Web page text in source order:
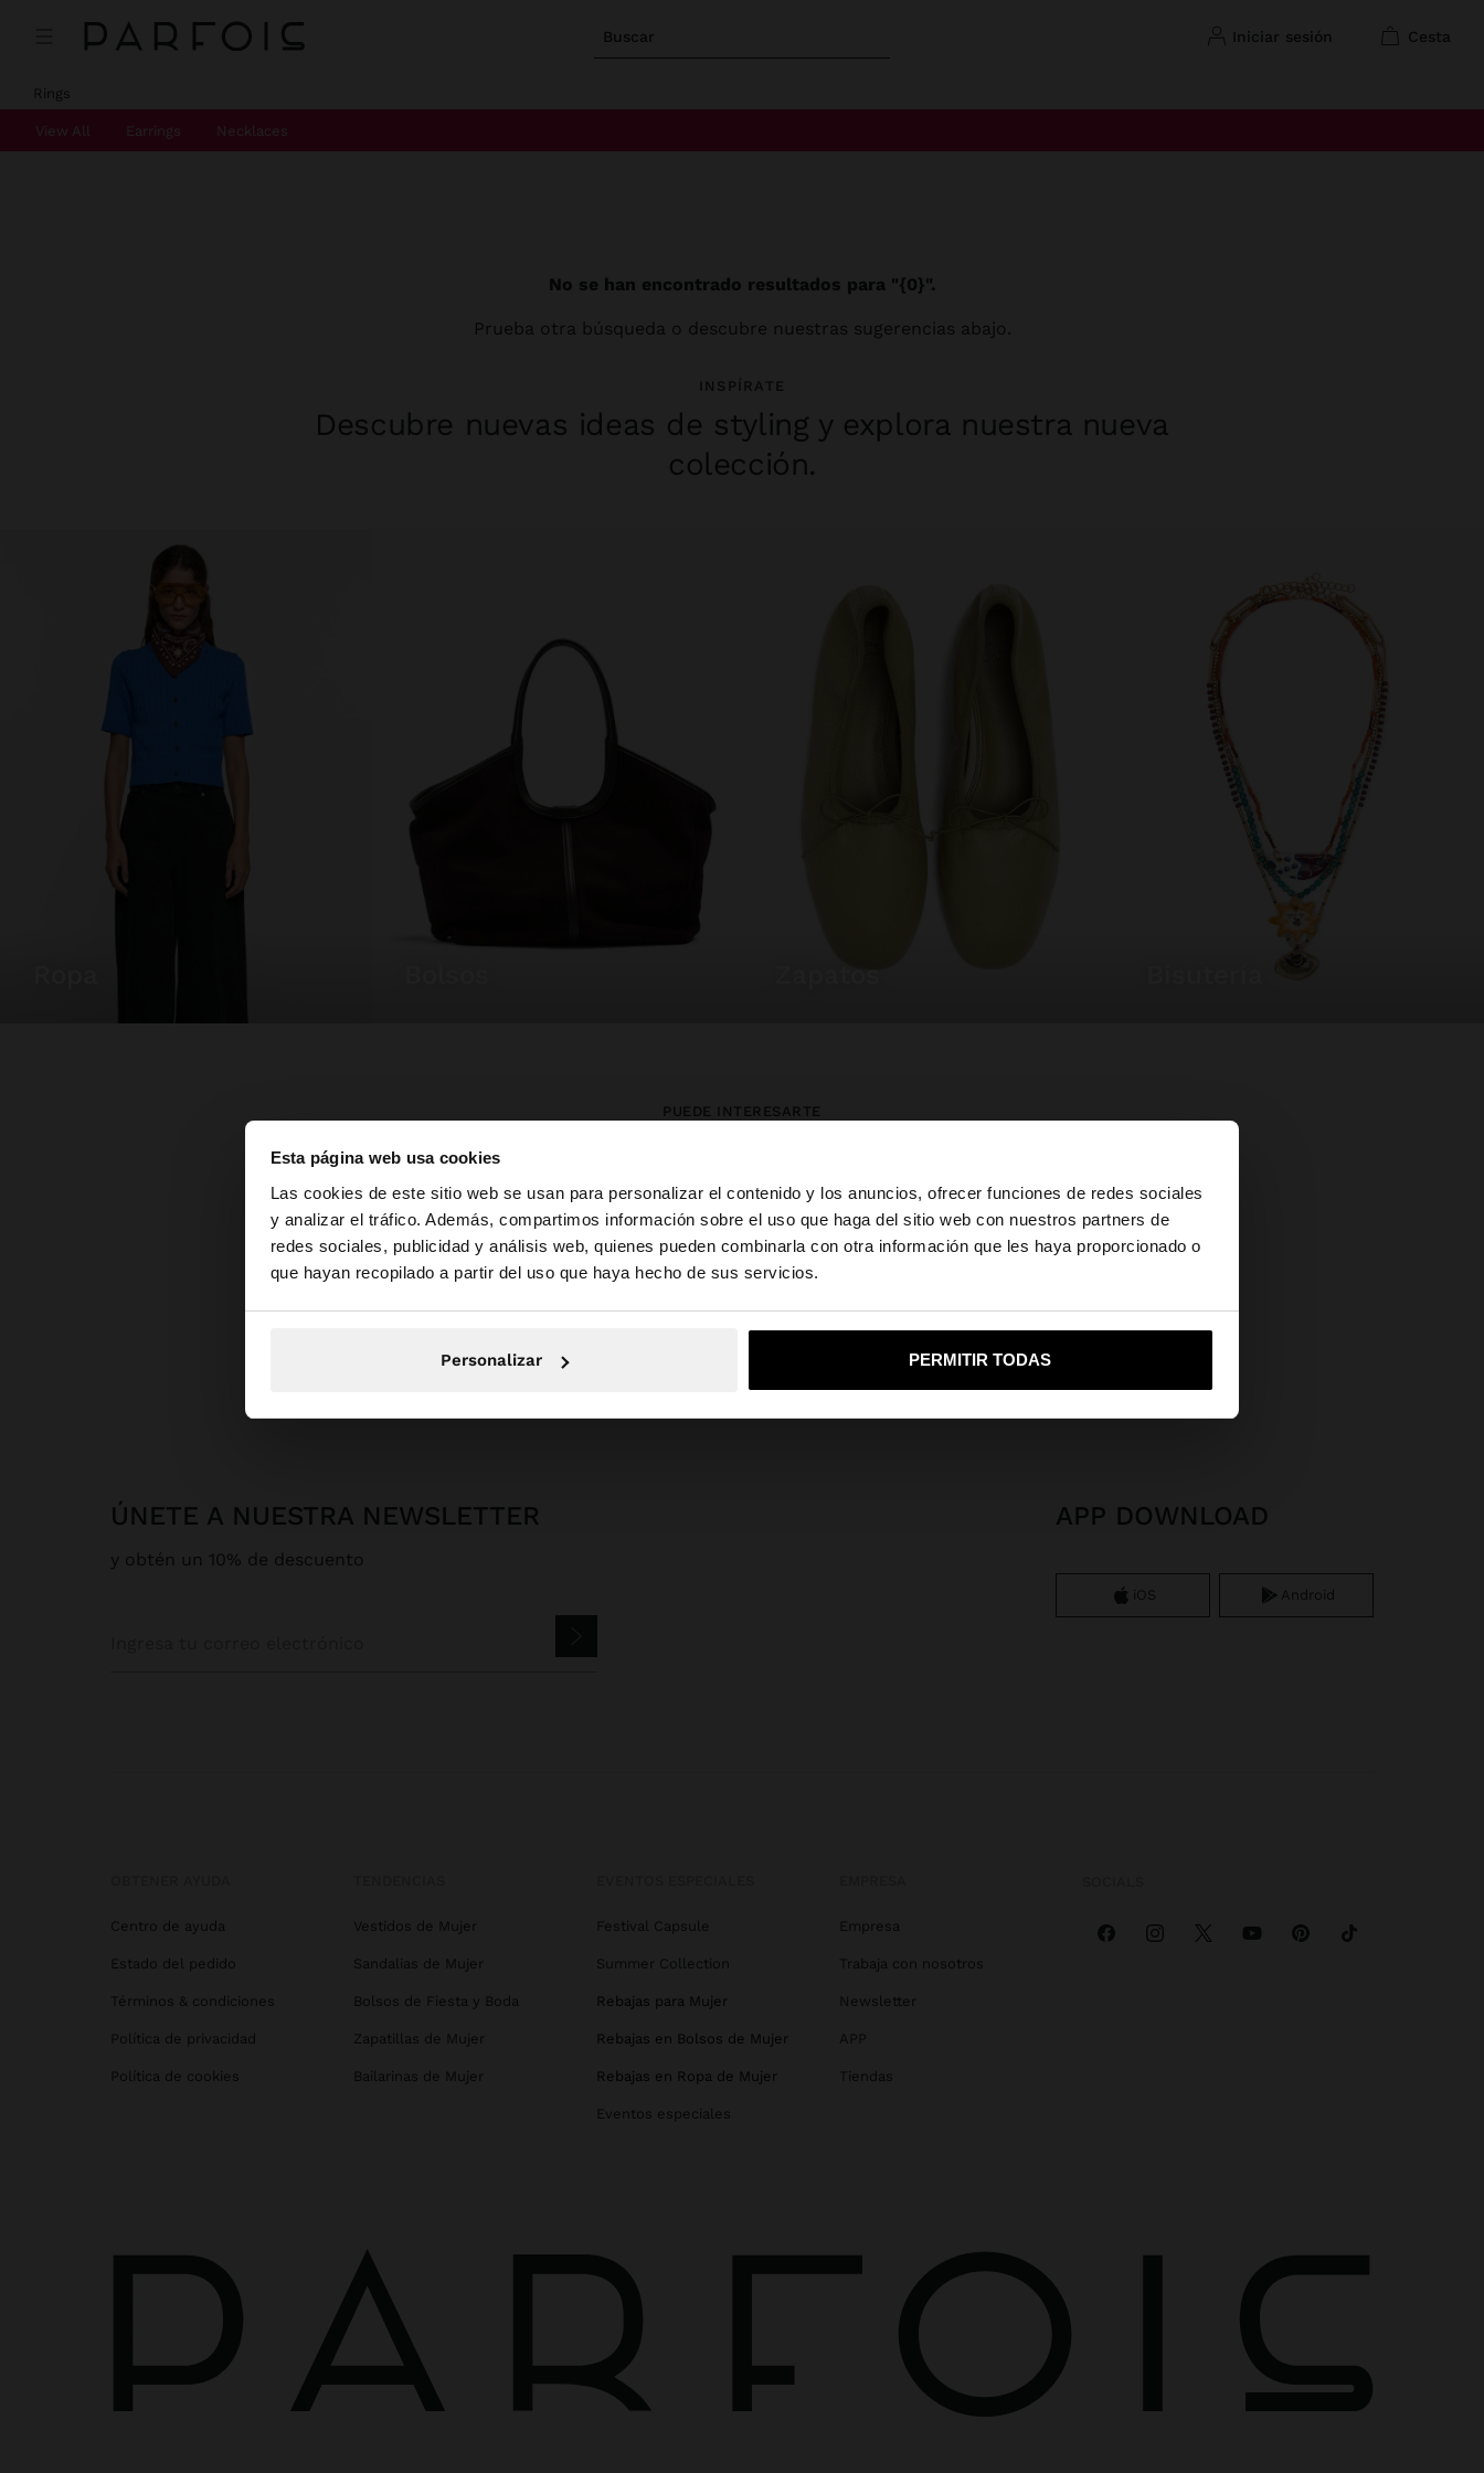
Esta página web usa cookies
Las cookies de este sitio web se usan para personalizar el contenido y los anuncios, ofrecer funciones de redes sociales
y analizar el tráfico. Además, compartimos información sobre el uso que haga del sitio web con nuestros partners de
redes sociales, publicidad y análisis web, quienes pueden combinarla con otra información que les haya proporcionado o
que hayan recopilado a partir del uso que haya hecho de sus servicios.
Personalizar PERMITIR TODAS
Buscar iniciar sesión cesta
hola ×
Estás accediendo a la web de España. ¿Quieres ir a la web de United States?
No, continuar en la web de España Sí, llévame a United States
Rings
View All Earrings Necklaces
No se han encontrado resultados para "{0}".
Prueba otra búsqueda o descubre nuestras sugerencias abajo.
INSPÍRATE
Descubre nuevas ideas de styling y explora nuestra nueva
colección.
PUEDE INTERESARTE
Bisutería
Zapatos
Carteras
Relojes
Personalizables Accesorios
ÚNETE A NUESTRA NEWSLETTER
y obtén un 10% de descuento
APP DOWNLOAD
iOS Android
Centro de ayuda
Estado del pedido
Términos & condiciones
Política de privacidad
Política de cookies
Vestidos de Mujer
Sandalias de Mujer
Bolsos de Fiesta y Boda
Zapatillas de Mujer
Bailarinas de Mujer
Festival Capsule
Summer Collection
Rebajas para Mujer
Rebajas en Bolsos de Mujer
Rebajas en Ropa de Mujer
Eventos especiales
Empresa
Trabaja con nosotros
Newsletter
APP
Tiendas